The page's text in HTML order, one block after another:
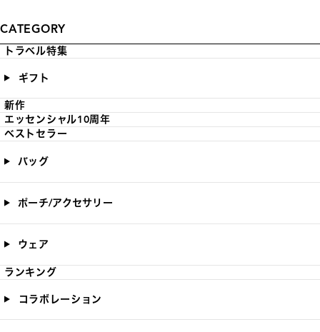
CATEGORY
トラベル特集
ギフト
新作
エッセンシャル10周年
ベストセラー
バッグ
ポーチ/アクセサリー
ウェア
ランキング
コラボレーション